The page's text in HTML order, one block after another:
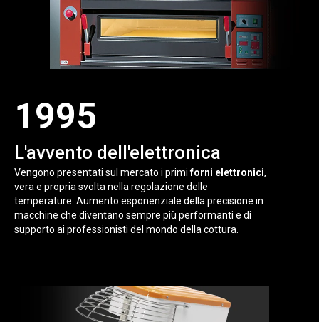
1995
L'avvento dell'elettronica
Vengono presentati sul mercato i primiforni elettronici,
vera e propria svolta nella regolazione delle
temperature. Aumento esponenziale della precisione in
macchine che diventano sempre più performanti e di
supporto ai professionisti del mondo della cottura.